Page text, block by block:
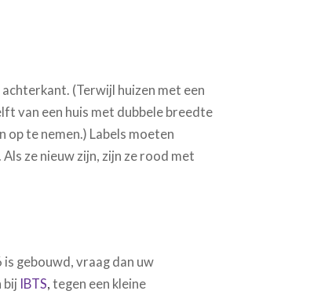
(Terwijl huizen met een
van een huis met dubbele breedte
op te nemen.) Labels moeten
ze nieuw zijn, zijn ze rood met
gebouwd, vraag dan uw
bij IBTS,tegen een kleine